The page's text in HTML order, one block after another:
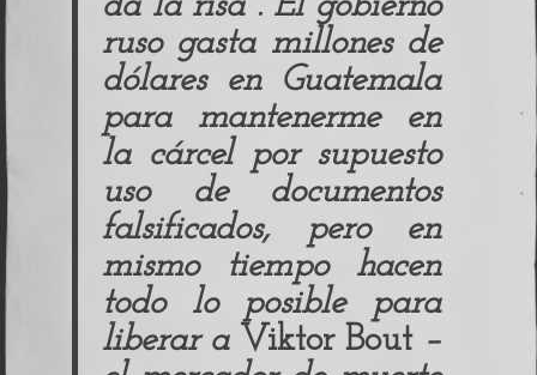
ruso gasta millones de
dólares en Guatemala
para mantenerme en
la cárcel por supuesto
uso de documentos
falsificados, pero en
mismo tiempo hacen
todo lo posible para
liberar a Viktor Bout–